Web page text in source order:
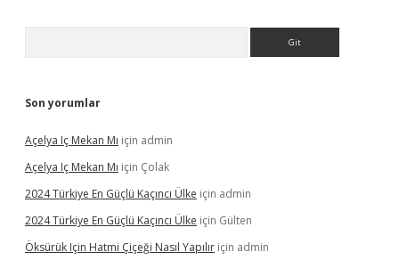
Son yorumlar
Açelya Iç Mekan Mı için admin
Açelya Iç Mekan Mı için Çolak
2024 Türkiye En Güçlü Kaçıncı Ülke için admin
2024 Türkiye En Güçlü Kaçıncı Ülke için Gülten
Öksürük Için Hatmi Çiçeği Nasıl Yapılır için admin